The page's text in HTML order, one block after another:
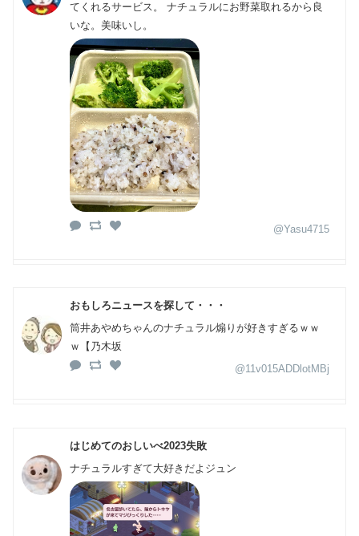
てくれるサービス。 ナチュラルにお野菜取れるから良
いな。美味いし。
@Yasu4715
おもしろニュースを探して・・・
筒井あやめちゃんのナチュラル煽りが好きすぎるｗｗ
ｗ【乃木坂
@11v015ADDlotMBj
はじめてのおしいべ2023失敗
ナチュラルすぎて大好きだよジュン